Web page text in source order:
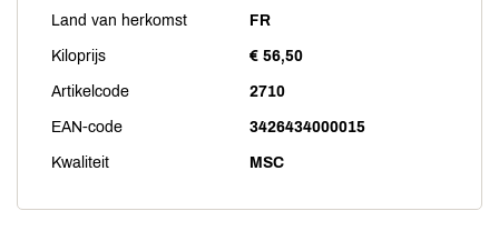
Land van herkomst FR
Kiloprijs € 56,50
Artikelcode 2710
EAN-code 3426434000015
Kwaliteit MSC